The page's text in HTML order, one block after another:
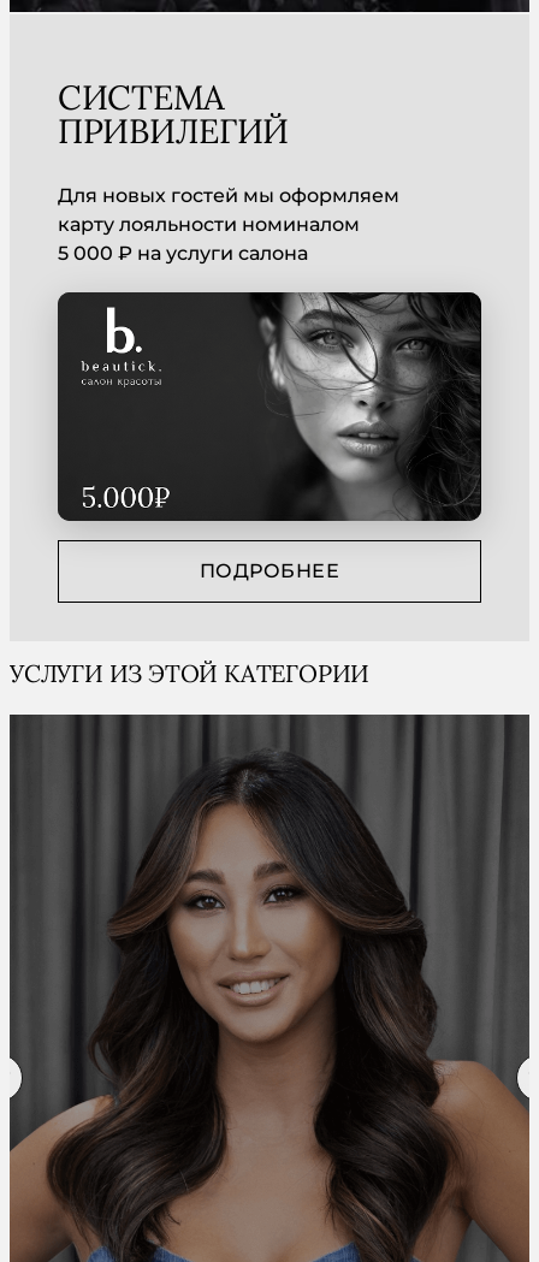
СИСТЕМА
ПРИВИЛЕГИЙ
Для новых гостей мы оформляем
карту лояльности номиналом
5 000 ₽ на услуги салона
ПОДРОБНЕЕ
УСЛУГИ ИЗ ЭТОЙ КАТЕГОРИИ